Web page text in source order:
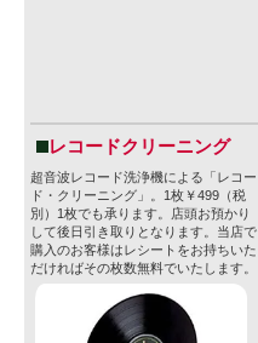
レコードクリーニング
超音波レコード洗浄機による「レコー
ド・クリーニング」。1枚￥499（税
別）1枚でも承ります。店頭お預かり
して後日引き取りとなります。当店で
購入のお客様はレシートをお持ちいた
だければその枚数無料でいたします。